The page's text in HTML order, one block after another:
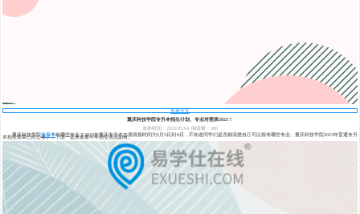
查看全文
重庆科技学院专升本招生计划、专业对照表2023！
发布时间：2023/05/04 阅读量：300
重庆科技学院专升本有哪些专业？2023年重庆专升本志愿填报时间为5月5日到6日，不知道同学们是否都清楚自己可以报考哪些专业。重庆科技学院2023年普通专升
本招生简章已经公布了，下面一起来看看今年招生情况如何。